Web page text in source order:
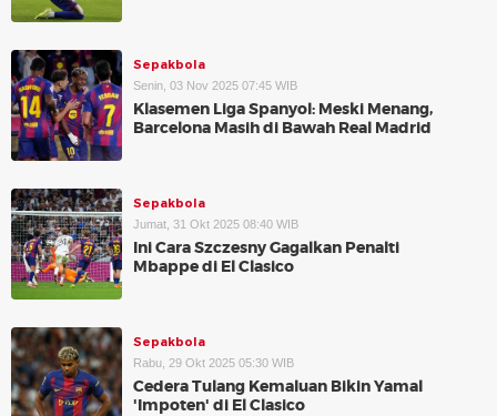
Sepakbola
Senin, 03 Nov 2025 07:45 WIB
Klasemen Liga Spanyol: Meski Menang,
Barcelona Masih di Bawah Real Madrid
Sepakbola
Jumat, 31 Okt 2025 08:40 WIB
Ini Cara Szczesny Gagalkan Penalti
Mbappe di El Clasico
Sepakbola
Rabu, 29 Okt 2025 05:30 WIB
Cedera Tulang Kemaluan Bikin Yamal
'Impoten' di El Clasico